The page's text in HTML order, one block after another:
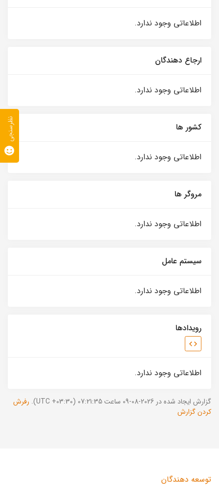
اطلاعاتی وجود ندارد.
ارجاع دهندگان
اطلاعاتی وجود ندارد.
کشور ها
اطلاعاتی وجود ندارد.
مروگر ها
اطلاعاتی وجود ندارد.
سیستم عامل
اطلاعاتی وجود ندارد.
رویدادها
اطلاعاتی وجود ندارد.
گزارش ایجاد شده در 2026-08-09 ساعت 07:21:35 (UTC +03:30).
رفرش
کردن گزارش
توسعه دهندگان
نظرسنجی